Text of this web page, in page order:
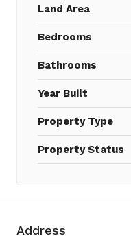
Land Area
Bedrooms
Bathrooms
Year Built
Property Type
Property Status
Address